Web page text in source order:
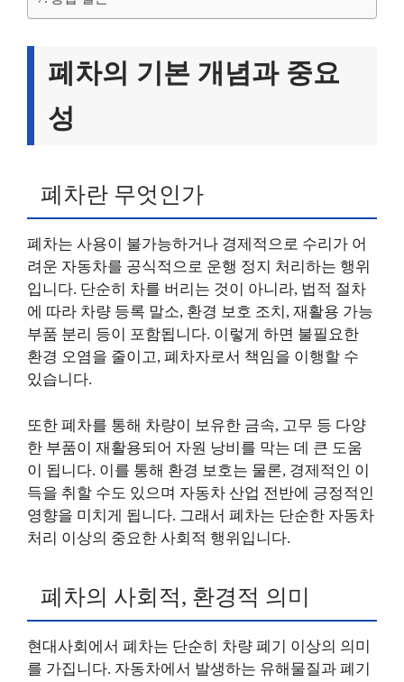
폐차의 기본 개념과 중요
성
폐차란 무엇인가
폐차는 사용이 불가능하거나 경제적으로 수리가 어
려운 자동차를 공식적으로 운행 정지 처리하는 행위
입니다. 단순히 차를 버리는 것이 아니라, 법적 절차
에 따라 차량 등록 말소, 환경 보호 조치, 재활용 가능
부품 분리 등이 포함됩니다. 이렇게 하면 불필요한
환경 오염을 줄이고, 폐차자로서 책임을 이행할 수
있습니다.
또한 폐차를 통해 차량이 보유한 금속, 고무 등 다양
한 부품이 재활용되어 자원 낭비를 막는 데 큰 도움
이 됩니다. 이를 통해 환경 보호는 물론, 경제적인 이
득을 취할 수도 있으며 자동차 산업 전반에 긍정적인
영향을 미치게 됩니다. 그래서 폐차는 단순한 자동차
처리 이상의 중요한 사회적 행위입니다.
폐차의 사회적, 환경적 의미
현대사회에서 폐차는 단순히 차량 폐기 이상의 의미
를 가집니다. 자동차에서 발생하는 유해물질과 폐기